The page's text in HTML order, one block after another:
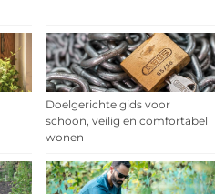
Doelgerichte gids voor
schoon, veilig en comfortabel
wonen